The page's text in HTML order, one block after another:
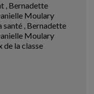
, Bernadette
Moulary
santé , Bernadette
Moulary
de la classe